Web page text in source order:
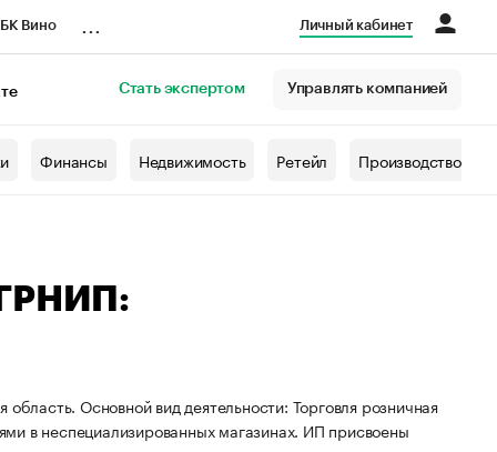
Вино Личный кабинет
Стать экспертом Управлять компанией
Финансы Недвижимость Ретейл Производство
Основной вид деятельности: Торговля розничная
в неспециализированных магазинах. ИП присвоены